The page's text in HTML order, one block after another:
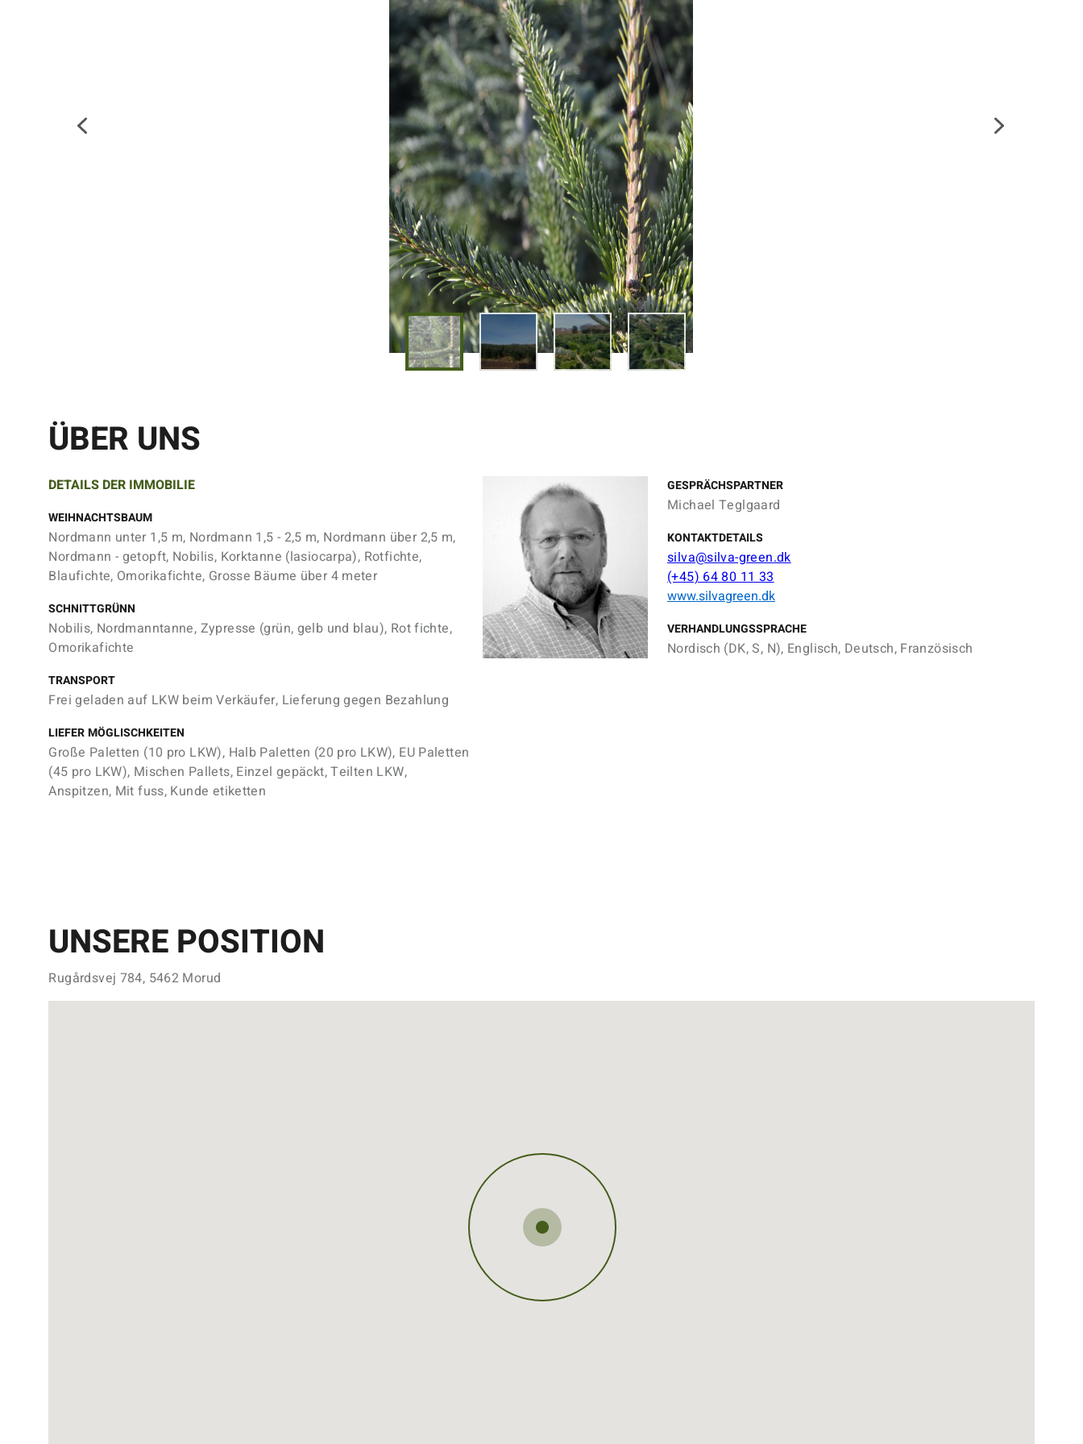
ÜBER UNS
DETAILS DER IMMOBILIE
WEIHNACHTSBAUM
Nordmann unter 1,5 m, Nordmann 1,5 - 2,5 m, Nordmann über 2,5 m,
Nordmann - getopft, Nobilis, Korktanne (lasiocarpa), Rotfichte,
Blaufichte, Omorikafichte, Grosse Bäume über 4 meter
SCHNITTGRÜNN
Nobilis, Nordmanntanne, Zypresse (grün, gelb und blau), Rot fichte,
Omorikafichte
TRANSPORT
Frei geladen auf LKW beim Verkäufer, Lieferung gegen Bezahlung
LIEFER MÖGLISCHKEITEN
Große Paletten (10 pro LKW), Halb Paletten (20 pro LKW), EU Paletten
(45 pro LKW), Mischen Pallets, Einzel gepäckt, Teilten LKW,
Anspitzen, Mit fuss, Kunde etiketten
GESPRÄCHSPARTNER
Michael Teglgaard
KONTAKTDETAILS
silva@silva-green.dk
(+45) 64 80 11 33
www.silvagreen.dk
VERHANDLUNGSSPRACHE
Nordisch (DK, S, N), Englisch, Deutsch, Französisch
UNSERE POSITION
Rugårdsvej 784, 5462 Morud